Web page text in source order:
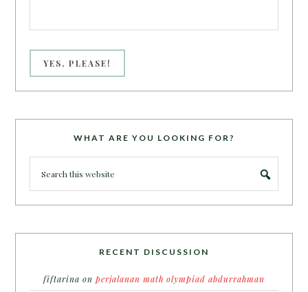
WHAT ARE YOU LOOKING FOR?
RECENT DISCUSSION
fiftarina on perjalanan math olympiad abdurrahman